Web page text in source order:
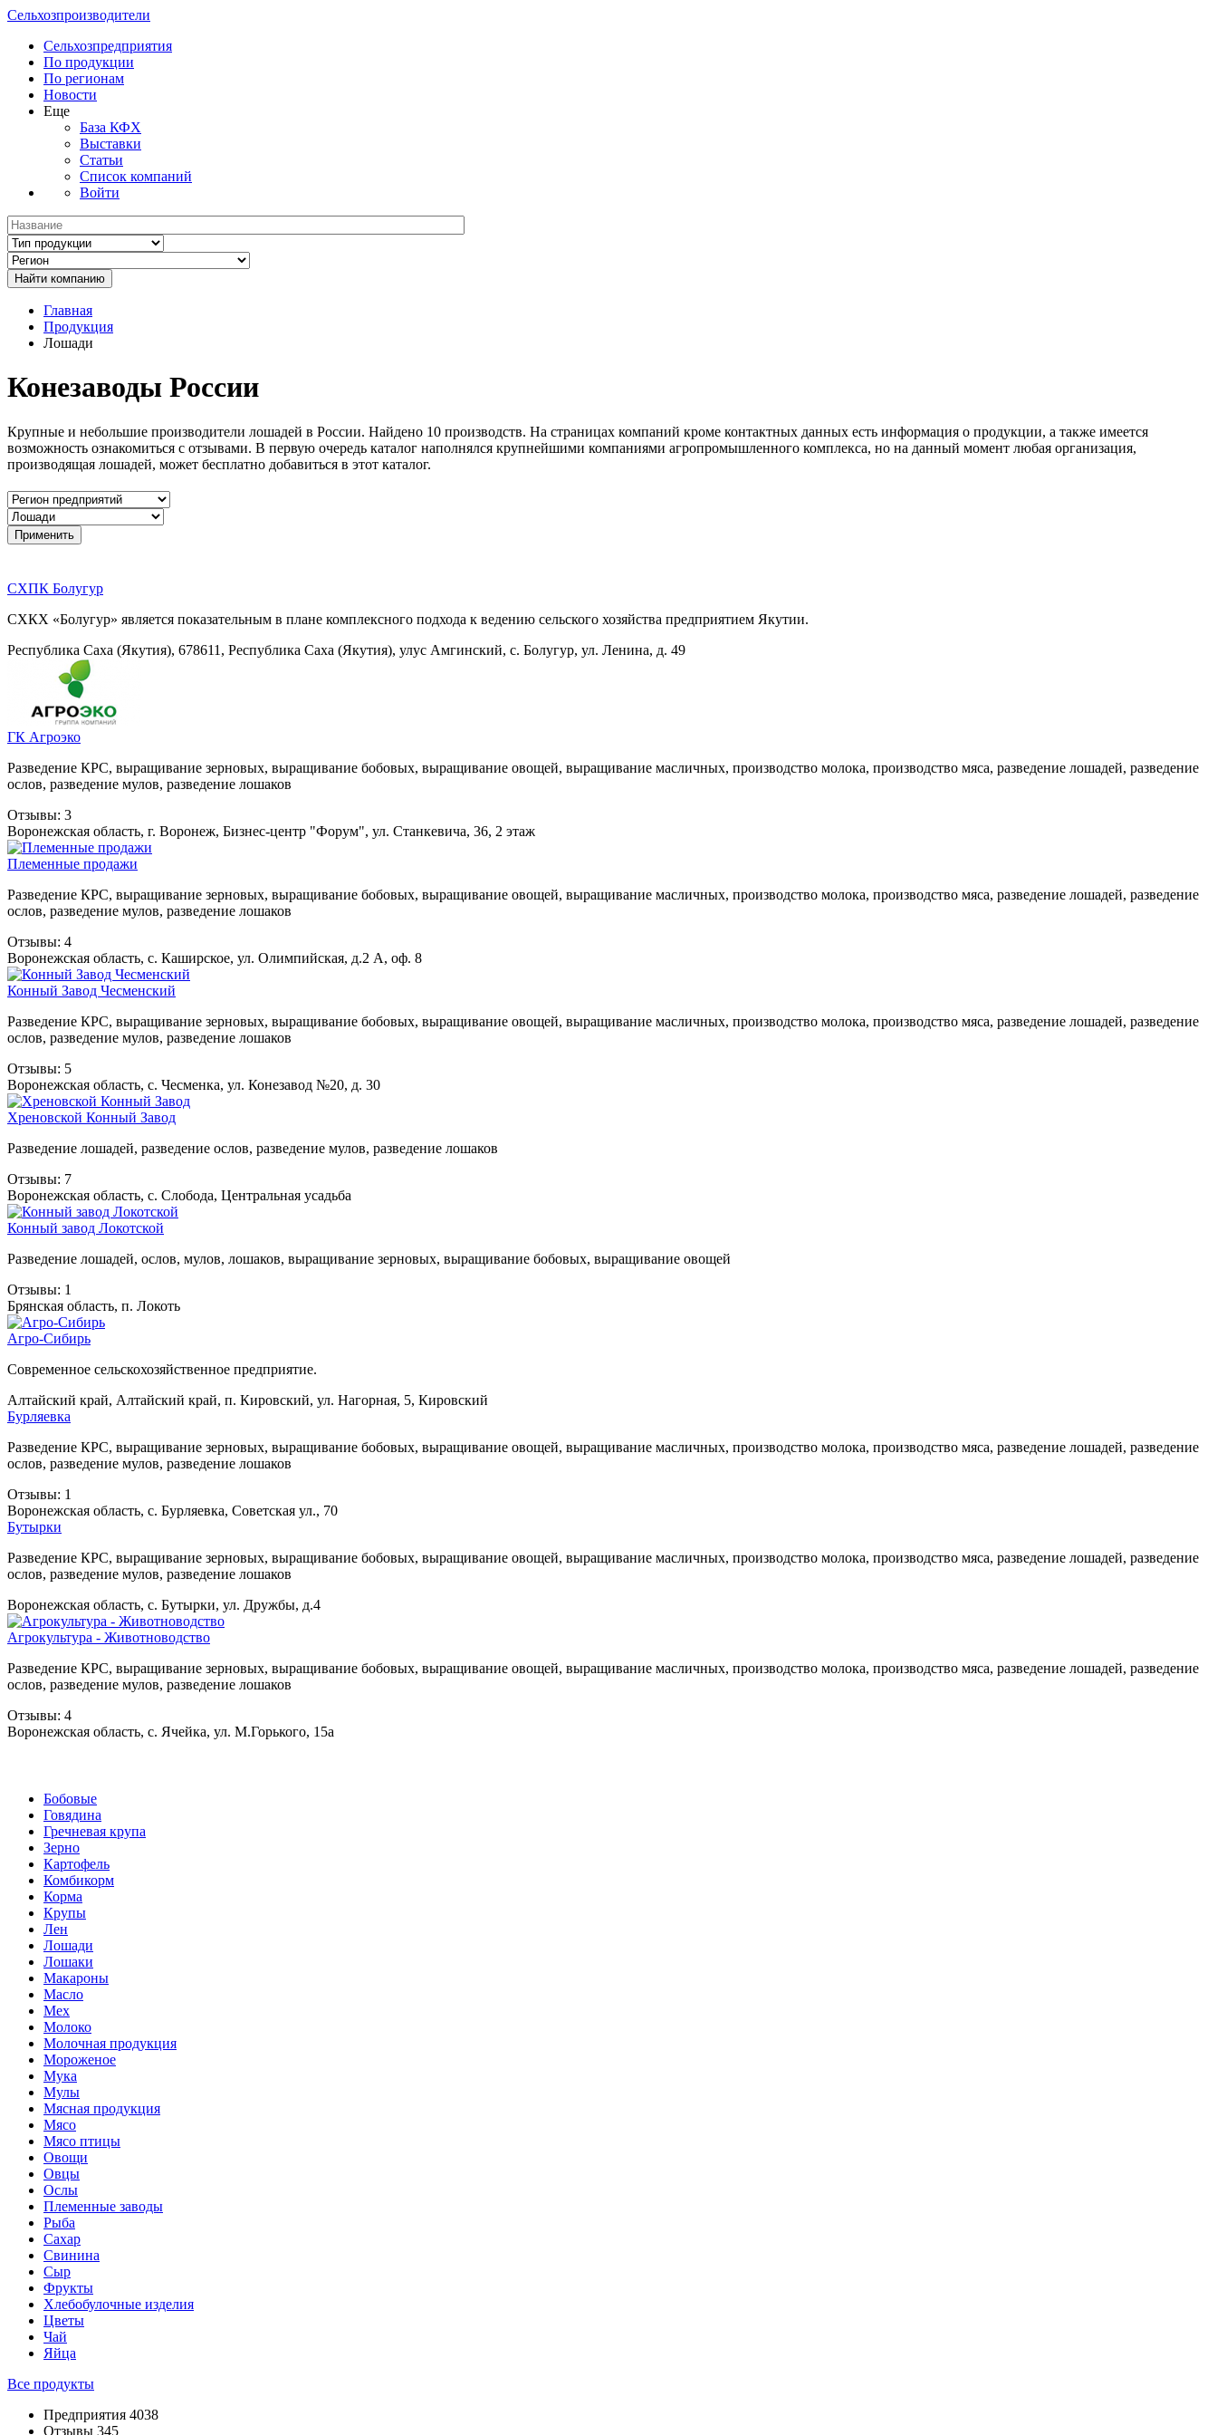
Сельхозпроизводители
Сельхозпредприятия
По продукции
По регионам
Новости
Еще
База КФХ
Выставки
Статьи
Список компаний
Войти
Главная
Продукция
Лошади
Конезаводы России
Крупные и небольшие производители лошадей в России. Найдено 10 производств. На страницах компаний кроме контактных данных есть информация о продукции, а также имеется
возможность ознакомиться с отзывами. В первую очередь каталог наполнялся крупнейшими компаниями агропромышленного комплекса, но на данный момент любая организация,
производящая лошадей, может бесплатно добавиться в этот каталог.
СХПК Болугур
СХКХ «Болугур» является показательным в плане комплексного подхода к ведению сельского хозяйства предприятием Якутии.
Республика Саха (Якутия), 678611, Республика Саха (Якутия), улус Амгинский, с. Болугур, ул. Ленина, д. 49
ГК Агроэко
Разведение КРС, выращивание зерновых, выращивание бобовых, выращивание овощей, выращивание масличных, производство молока, производство мяса, разведение лошадей, разведение
ослов, разведение мулов, разведение лошаков
Отзывы: 3
Воронежская область, г. Воронеж, Бизнес-центр "Форум", ул. Станкевича, 36, 2 этаж
Племенные продажи
Разведение КРС, выращивание зерновых, выращивание бобовых, выращивание овощей, выращивание масличных, производство молока, производство мяса, разведение лошадей, разведение
ослов, разведение мулов, разведение лошаков
Отзывы: 4
Воронежская область, с. Каширское, ул. Олимпийская, д.2 А, оф. 8
Конный Завод Чесменский
Разведение КРС, выращивание зерновых, выращивание бобовых, выращивание овощей, выращивание масличных, производство молока, производство мяса, разведение лошадей, разведение
ослов, разведение мулов, разведение лошаков
Отзывы: 5
Воронежская область, с. Чесменка, ул. Конезавод №20, д. 30
Хреновской Конный Завод
Разведение лошадей, разведение ослов, разведение мулов, разведение лошаков
Отзывы: 7
Воронежская область, с. Слобода, Центральная усадьба
Конный завод Локотской
Разведение лошадей, ослов, мулов, лошаков, выращивание зерновых, выращивание бобовых, выращивание овощей
Отзывы: 1
Брянская область, п. Локоть
Агро-Сибирь
Современное сельскохозяйственное предприятие.
Алтайский край, Алтайский край, п. Кировский, ул. Нагорная, 5, Кировский
Бурляевка
Разведение КРС, выращивание зерновых, выращивание бобовых, выращивание овощей, выращивание масличных, производство молока, производство мяса, разведение лошадей, разведение
ослов, разведение мулов, разведение лошаков
Отзывы: 1
Воронежская область, с. Бурляевка, Советская ул., 70
Бутырки
Разведение КРС, выращивание зерновых, выращивание бобовых, выращивание овощей, выращивание масличных, производство молока, производство мяса, разведение лошадей, разведение
ослов, разведение мулов, разведение лошаков
Воронежская область, с. Бутырки, ул. Дружбы, д.4
Агрокультура - Животноводство
Разведение КРС, выращивание зерновых, выращивание бобовых, выращивание овощей, выращивание масличных, производство молока, производство мяса, разведение лошадей, разведение
ослов, разведение мулов, разведение лошаков
Отзывы: 4
Воронежская область, с. Ячейка, ул. М.Горького, 15а
Бобовые
Говядина
Гречневая крупа
Зерно
Картофель
Комбикорм
Корма
Крупы
Лен
Лошади
Лошаки
Макароны
Масло
Мех
Молоко
Молочная продукция
Мороженое
Мука
Мулы
Мясная продукция
Мясо
Мясо птицы
Овощи
Овцы
Ослы
Племенные заводы
Рыба
Сахар
Свинина
Сыр
Фрукты
Хлебобулочные изделия
Цветы
Чай
Яйца
Все продукты
Предприятия 4038
Отзывы 345